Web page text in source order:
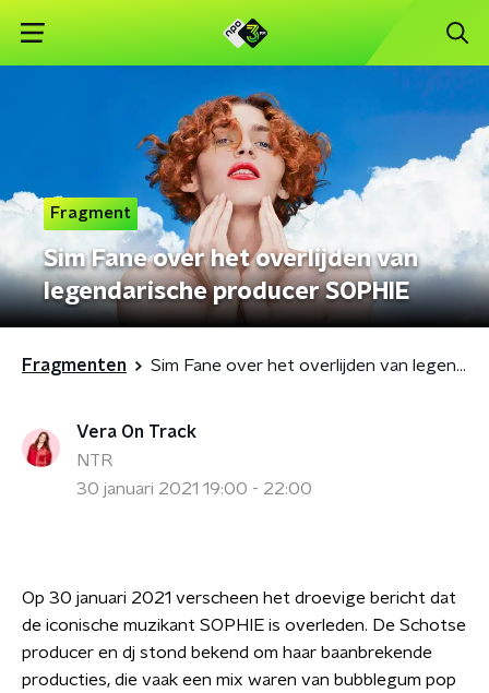
Fragment
Sim Fane over het overlijden van
legendarische producer SOPHIE
Fragmenten Sim Fane over het overlijden van legendarische producer SOPHIE
Vera On Track
NTR
30 januari 2021 19:00 - 22:00
Op 30 januari 2021 verscheen het droevige bericht dat
de iconische muzikant SOPHIE is overleden. De Schotse
producer en dj stond bekend om haar baanbrekende
producties, die vaak een mix waren van bubblegum pop